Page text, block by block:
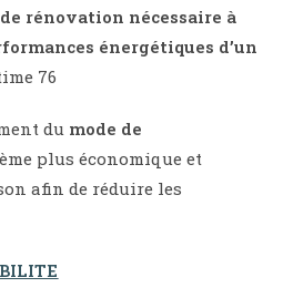
rénovation nécessaire à
énergétiques d’un
76
du mode de
plus économique et
afin de réduire les